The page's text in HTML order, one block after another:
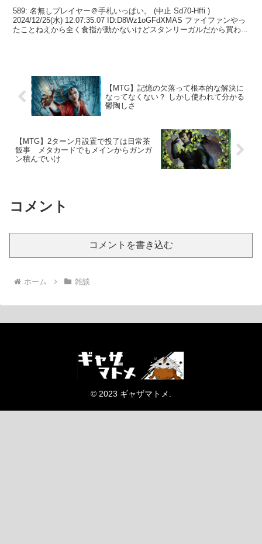
589: 名無しプレイヤー＠手札いっぱい。 (中止 Sd70-Hffi )
2024/12/25(水) 12:07:35.07 ID:D8Wz1oGFdXMAS ファイファンやっ
たことねえから全く食指が動かないけどスタンリーガルだから買わ...
【MTG】記憶の欠落って根本的な解決に
なってなくない？ しかし使われて分かる
鬱陶しさ
【MTG】2ターン月設置で投了は日常茶
飯事 メタカードでもメインからガンガ
ン積んでいけ
コメント
コメントを書き込む
ホーム 雑談
© 2023 ギャザマトメ.